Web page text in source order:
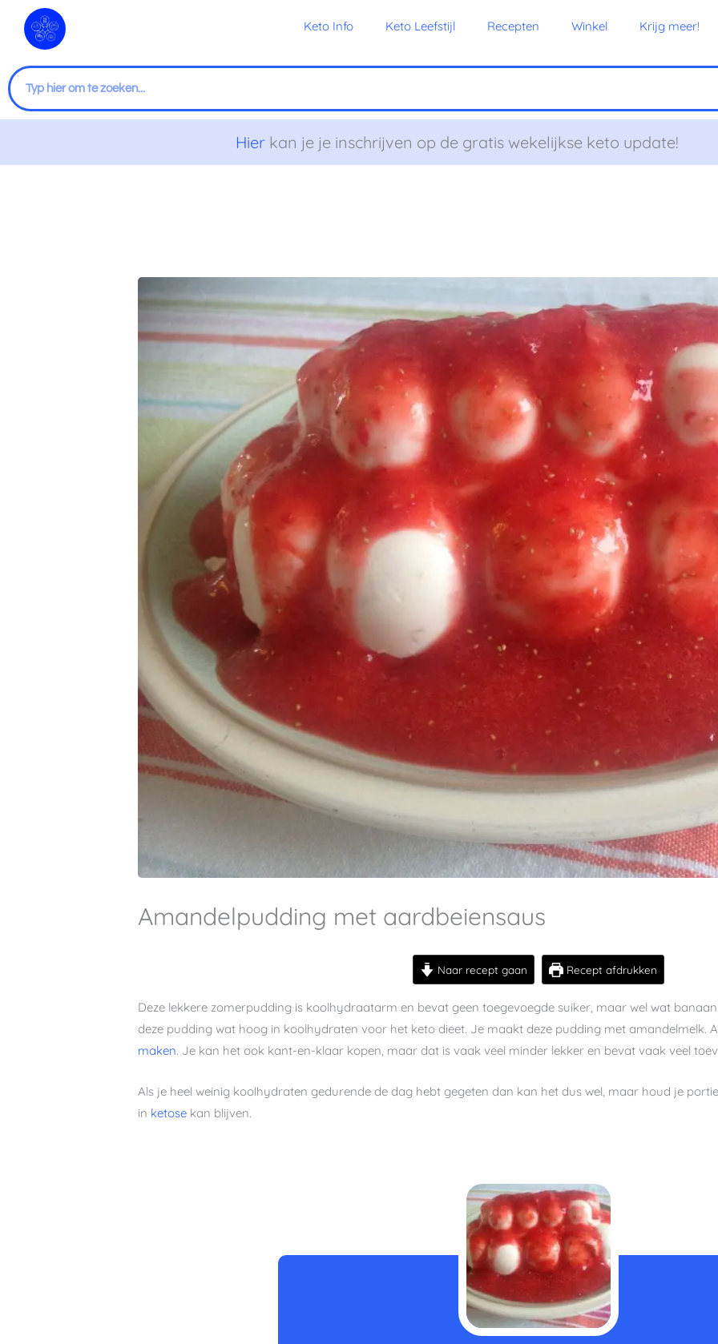
naar
inhoud
Keto Info Keto Leefstijl Recepten Winkel Krijg meer!
Zoeken
Hierkan je je inschrijven op de gratis wekelijkse keto update!
Amandelpudding met aardbeiensaus
Naar recept gaan Recept afdrukken
Deze lekkere zomerpudding is koolhydraatarm en bevat geen toegevoegde suiker, maar wel wat
deze pudding wat hoog in koolhydraten voor het keto dieet. Je maakt deze pudding met amandelmelk.
maken. Je kan het ook kant-en-klaar kopen, maar dat is vaak veel minder lekker en bevat vaak veel
Als je heel weinig koolhydraten gedurende de dag hebt gegeten dan kan het dus wel, maar houd je
in ketose kan blijven.